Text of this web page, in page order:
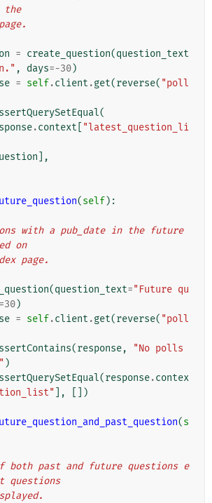
the
page.
= create_question(question_text
, days=-30)
= self.client .get(reverse( "poll
(
.context
"latest_question_li
],
(self):
on
index page.
(question_text="Future qu
=30)
= self.client .get(reverse( "poll
(response,
"No polls
)
(response.contex
], [])
(s
questions
displayed.